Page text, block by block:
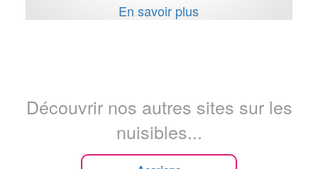
En savoir plus
Découvrir nos autres sites sur les
nuisibles...